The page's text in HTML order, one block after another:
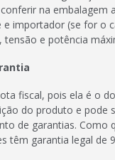
na embalagem
e importador (se for o
tensão e potência
fiscal, pois ela é o
do produto e pode
de garantias. Como
têm garantia legal de